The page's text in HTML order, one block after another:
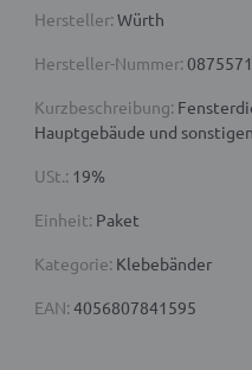
Hersteller: Würth
Hersteller-Nummer:
Kurzbeschreibung:
Hauptgebäude und
USt.: 19%
Einheit: Paket
Kategorie: Klebebänder
EAN: 4056807841595